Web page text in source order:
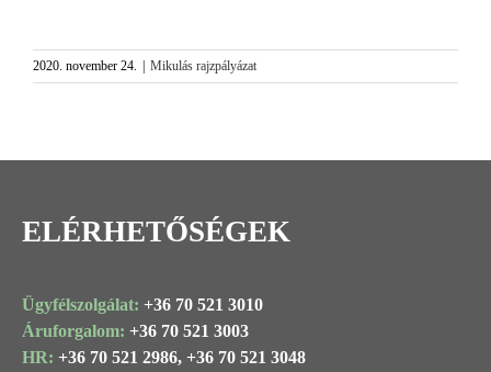
Larger
Image
2020. november 24. | Mikulás rajzpályázat
ELÉRHETŐSÉGEK
Ügyfélszolgálat: +36 70 521 3010
Áruforgalom: +36 70 521 3003
HR: +36 70 521 2986, +36 70 521 3048